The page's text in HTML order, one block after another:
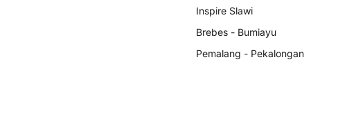
Inspire Slawi
Brebes - Bumiayu
Pemalang - Pekalongan